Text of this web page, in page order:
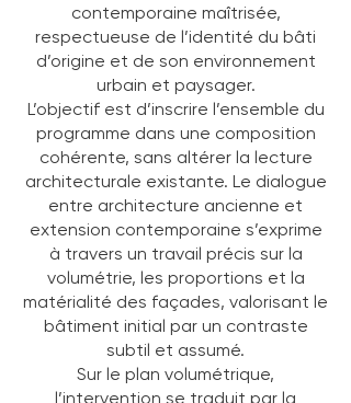
contemporaine maîtrisée,
respectueuse de l’identité du bâti
d’origine et de son environnement
urbain et paysager.
L’objectif est d’inscrire l’ensemble du
programme dans une composition
cohérente, sans altérer la lecture
architecturale existante. Le dialogue
entre architecture ancienne et
extension contemporaine s’exprime
à travers un travail précis sur la
volumétrie, les proportions et la
matérialité des façades, valorisant le
bâtiment initial par un contraste
subtil et assumé.
Sur le plan volumétrique,
l’intervention se traduit par la